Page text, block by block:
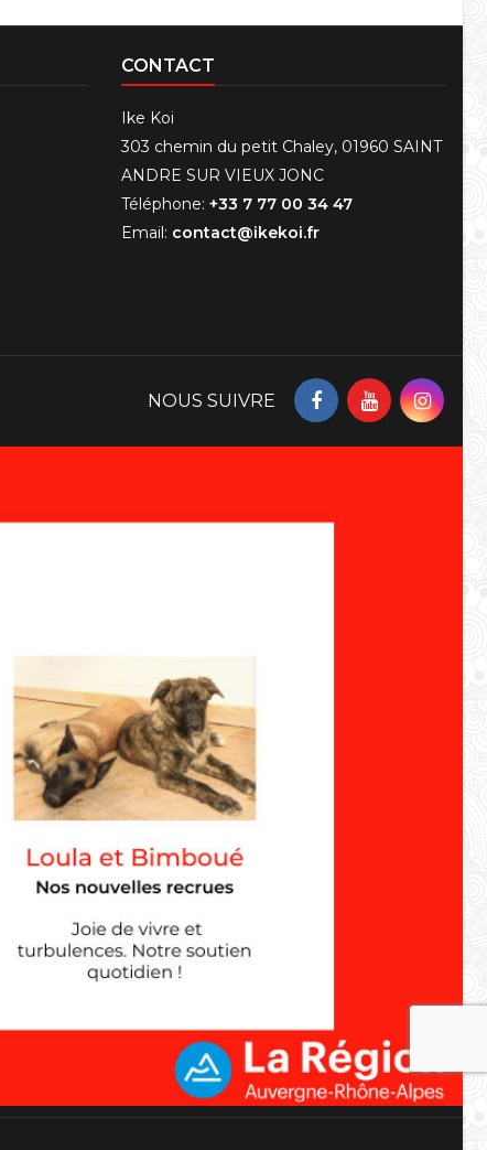
CONTACT
Ike Koi
303 chemin du petit Chaley, 01960 SAINT
ANDRE SUR VIEUX JONC
Téléphone: +33 7 77 00 34 47
Email: contact@ikekoi.fr
NOUS SUIVRE